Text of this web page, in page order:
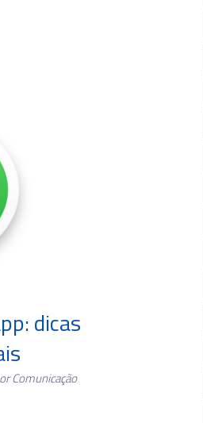
dicas
Comunicação